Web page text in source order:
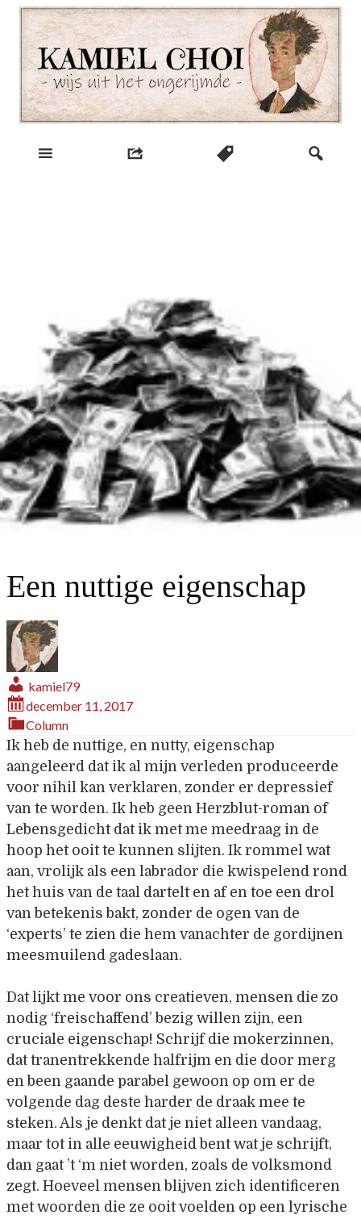
Skip
content
Kamiel Choi
Een nuttige eigenschap
kamiel79
december 11, 2017
Column
Ik heb de nuttige, en nutty, eigenschap
aangeleerd dat ik al mijn verleden produceerde
voor nihil kan verklaren, zonder er depressief
van te worden. Ik heb geen Herzblut-roman of
Lebensgedicht dat ik met me meedraag in de
hoop het ooit te kunnen slijten. Ik rommel wat
aan, vrolijk als een labrador die kwispelend rond
het huis van de taal dartelt en af en toe een drol
van betekenis bakt, zonder de ogen van de
‘experts’ te zien die hem vanachter de gordijnen
meesmuilend gadeslaan.
Dat lijkt me voor ons creatieven, mensen die zo
nodig ‘freischaffend’ bezig willen zijn, een
cruciale eigenschap! Schrijf die mokerzinnen,
dat tranentrekkende halfrijm en die door merg
en been gaande parabel gewoon op om er de
volgende dag deste harder de draak mee te
steken. Als je denkt dat je niet alleen vandaag,
maar tot in alle eeuwigheid bent wat je schrijft,
dan gaat ’t ‘m niet worden, zoals de volksmond
zegt. Hoeveel mensen blijven zich identificeren
met woorden die ze ooit voelden op een lyrische